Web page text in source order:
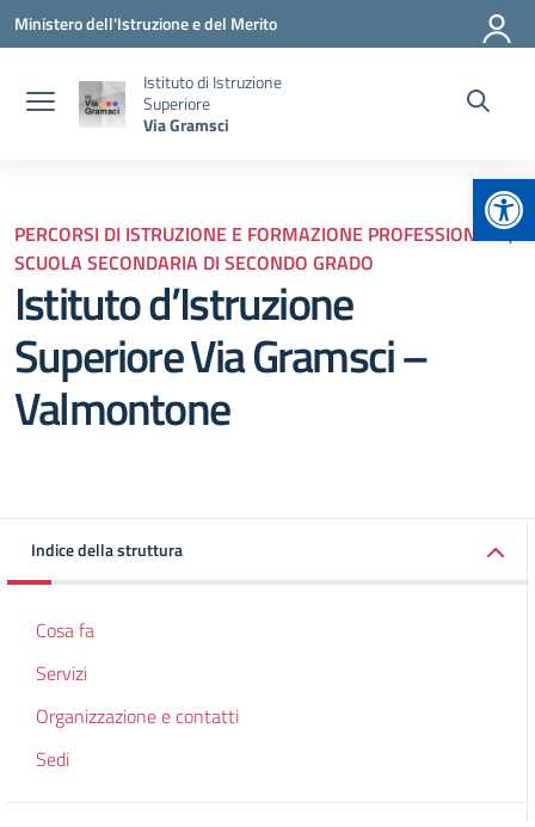
Vai ai contenuti
Vai al menu di navigazione
Vai al footer
Ministero dell'Istruzione e del Merito
Istituto di Istruzione
Superiore
Via Gramsci
PERCORSI DI ISTRUZIONE E FORMAZIONE PROFESSIONALE,
SCUOLA SECONDARIA DI SECONDO GRADO
Istituto d’Istruzione
Superiore Via Gramsci –
Valmontone
Indice della struttura
Cosa fa
Servizi
Organizzazione e contatti
Sedi